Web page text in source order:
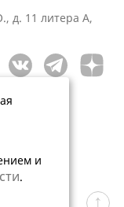
д. 11 литера А,
и
.